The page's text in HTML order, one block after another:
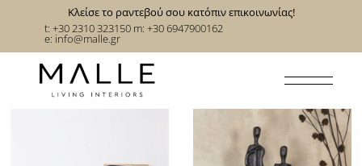
t: +30 2310 323150 m: +30 6947900162
e: info@malle.gr
Κλείσε το ραντεβού σου κατόπιν επικοινωνίας!